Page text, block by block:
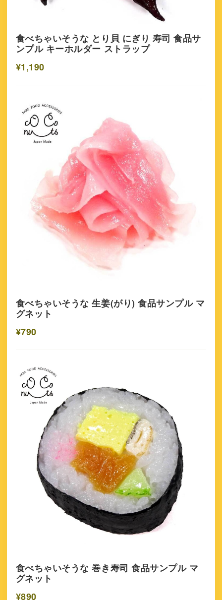
食べちゃいそうな とり貝 にぎり 寿司 食品サ
ンプル キーホルダー ストラップ
¥1,190
食べちゃいそうな 生姜(がり) 食品サンプル マ
グネット
¥790
食べちゃいそうな 巻き寿司 食品サンプル マ
グネット
¥890